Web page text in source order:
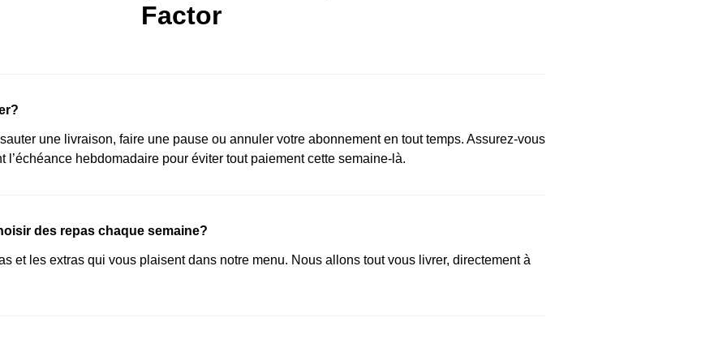
Factor
une livraison, faire une pause ou annuler votre abonnement en tout temps. Assurez-vous
l’échéance hebdomadaire pour éviter tout paiement cette semaine-là.
des repas chaque semaine?
et les extras qui vous plaisent dans notre menu. Nous allons tout vous livrer, directement à